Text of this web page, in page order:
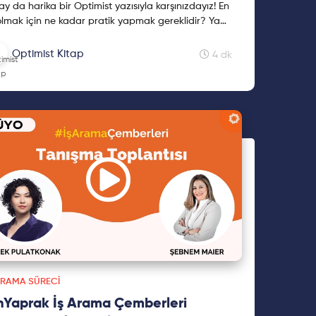
da harika bir Optimist yazısıyla karşınızdayız! En
için ne kadar pratik yapmak gereklidir? Ya
Mükemmelliğe Ulaştırır mı?" yazısını
Optimist Kitap 4 dk
SÜRECI
İş Arama Çemberleri